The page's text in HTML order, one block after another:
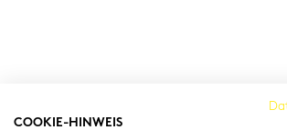
COOKIE-HINWEIS